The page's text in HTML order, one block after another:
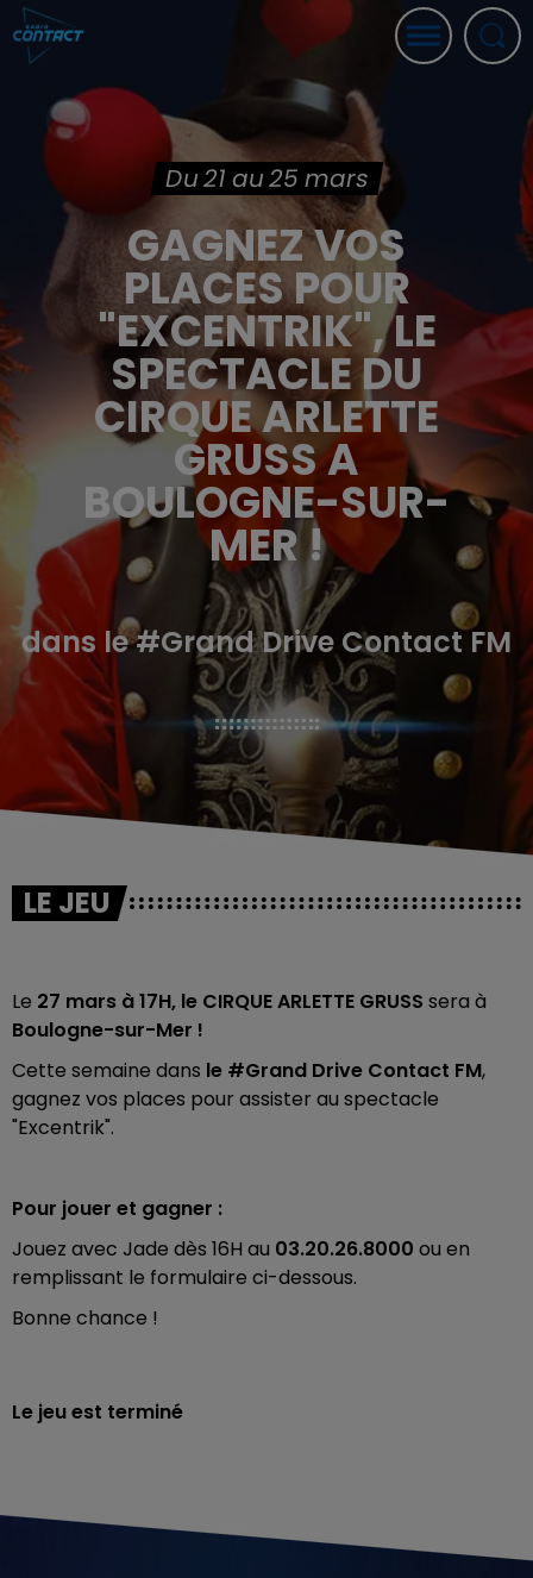
Du 21 au 25 mars
GAGNEZ VOS
PLACES POUR
"EXCENTRIK", LE
SPECTACLE DU
CIRQUE ARLETTE
GRUSS A
BOULOGNE-SUR-
MER !
dans le #Grand Drive Contact FM
LE JEU
Le 27 mars à 17H, le CIRQUE ARLETTE GRUSS sera à
Boulogne-sur-Mer !
Cette semaine dans le #Grand Drive Contact FM,
gagnez vos places pour assister au spectacle
"Excentrik".
Pour jouer et gagner :
Jouez avec Jade dès 16H au 03.20.26.8000 ou en
remplissant le formulaire ci-dessous.
Bonne chance !
Le jeu est terminé